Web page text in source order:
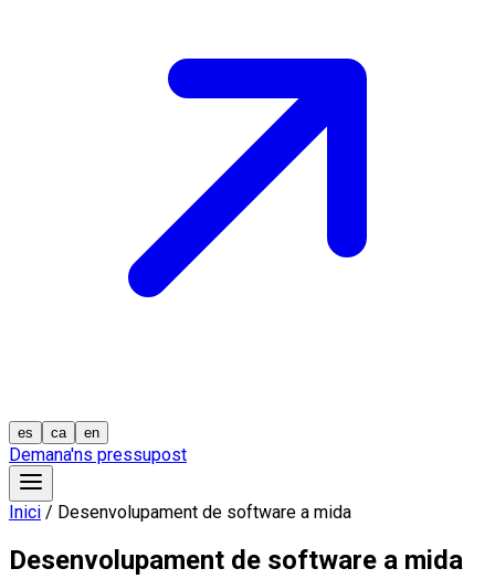
es ca en
Demana'ns pressupost
Inici / Desenvolupament de software a mida
Desenvolupament de software a mida